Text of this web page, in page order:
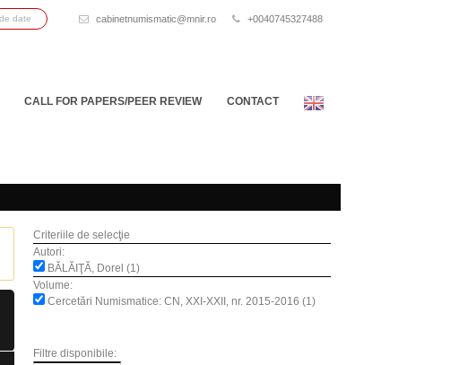
cabinetnumismatic@mnir.ro +0040745327488
CALL FOR PAPERS/PEER REVIEW CONTACT
Criteriile de selecţie
Autori:
BĂLĂIŢĂ, Dorel (1)
Volume:
Cercetări Numismatice: CN, XXI-XXII, nr. 2015-2016 (1)
Filtre disponibile: